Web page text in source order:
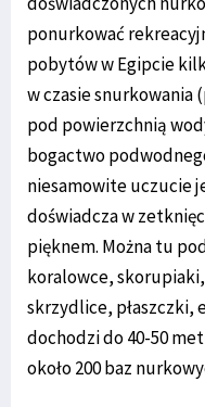
ponurkować
pobytów w Egipcie
w czasie snurkowania
pod powierzchnią
bogactwo
niesamowite uczucie
doświadcza w
pięknem. Można tu
koralowce,
skrzydlice, płaszczki,
dochodzi do 40-50
około 200 baz